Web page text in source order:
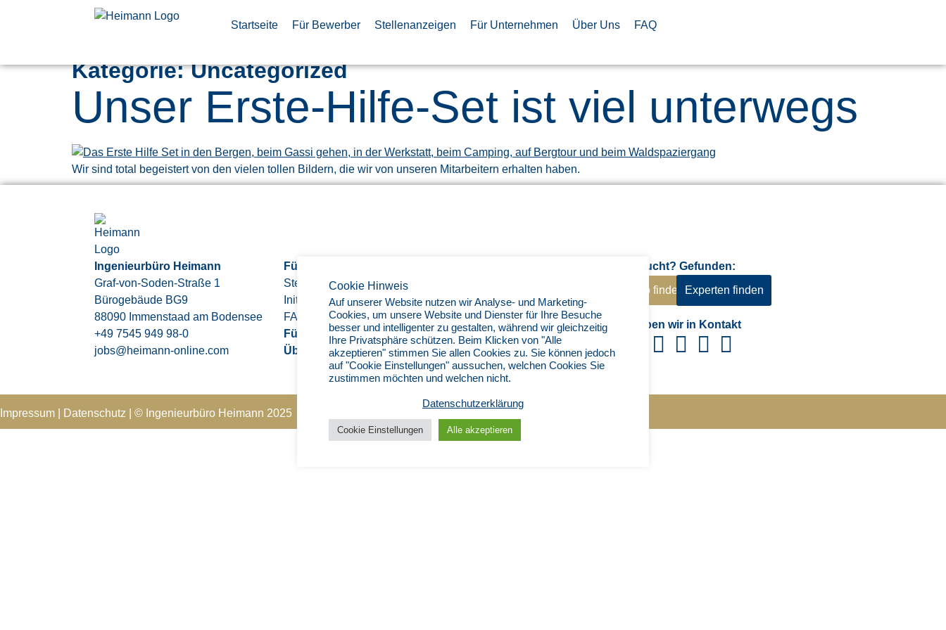
Startseite Für Bewerber Stellenanzeigen Für Unternehmen Über Uns FAQ
Kategorie:Uncategorized
Unser Erste-Hilfe-Set ist viel unterwegs
Wir sind total begeistert von den vielen tollen Bildern, die wir von unseren Mitarbeitern erhalten haben.
Ingenieurbüro Heimann
Graf-von-Soden-Straße 1
Bürogebäude BG9
88090 Immenstaad am Bodensee
+49 7545 949 98-0
jobs@heimann-online.com
Für Bewerber
Stellenanzeigen
Initiativbewerbung
FAQs
Für Unternehmen
Über Uns
Gesucht? Gefunden:
Job finden Experten finden
Bleiben wir in Kontakt
Impressum Datenschutz © Ingenieurbüro Heimann 2025
Cookie Hinweis
Auf unserer Website nutzen wir Analyse- und Marketing-
Cookies, um unsere Website und Dienster für Ihre Besuche
besser und intelligenter zu gestalten, während wir gleichzeitig
Ihre Privatsphäre schützen. Beim Klicken von "Alle
akzeptieren" stimmen Sie allen Cookies zu. Sie können jedoch
auf "Cookie Einstellungen" aussuchen, welchen Cookies Sie
zustimmen möchten und welchen nicht.
Datenschutzerklärung
Cookie Einstellungen Alle akzeptieren